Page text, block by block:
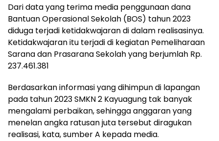
Dari data yang terima media penggunaan dana
Bantuan Operasional Sekolah (BOS) tahun 2023
diduga terjadi ketidakwajaran di dalam realisasinya.
Ketidakwajaran itu terjadi di kegiatan Pemeliharaan
Sarana dan Prasarana Sekolah yang berjumlah Rp.
237.461.381
Berdasarkan informasi yang dihimpun di lapangan
pada tahun 2023 SMKN 2 Kayuagung tak banyak
mengalami perbaikan, sehingga anggaran yang
menelan angka ratusan juta tersebut diragukan
realisasi, kata, sumber A kepada media.